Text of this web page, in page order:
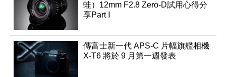
蛙）12mm F2.8 Zero-D試用心得分
享Part Ⅰ
傳富士新一代 APS-C 片幅旗艦相機
X-T6 將於 9 月第一週發表